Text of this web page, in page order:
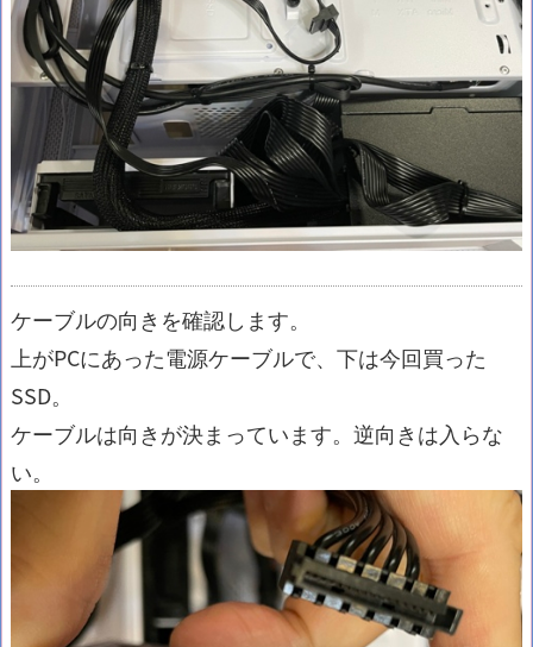
ケーブルの向きを確認します。
上がPCにあった電源ケーブルで、下は今回買った
SSD。
ケーブルは向きが決まっています。逆向きは入らな
い。